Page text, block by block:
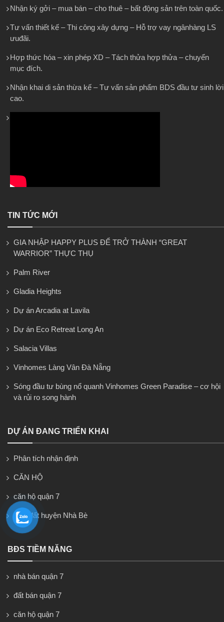
Nhận ký gởi – mua bán – cho thuê – bất động sản trên toàn quốc.
Tư vấn thiết kế – Thi công xây dựng – Hỗ trợ vay ngânhàng LS
ưuđãi.
Hợp thức hóa – xin phép XD – Tách thửa hợp thửa – chuyển
mục đích.
Nhận khai di sản thừa kế – Tư vấn sản phẩm BDS đầu tư sinh lời
cao.
TIN TỨC MỚI
GIA NHẬP HAPPY PLUS ĐỂ TRỞ THÀNH “GREAT
WARRIOR” THỰC THỤ
Palm River
Gladia Heights
Dự án Arcadia at Lavila
Dự án Eco Retreat Long An
Salacia Villas
Vinhomes Làng Vân Đà Nẵng
Sóng đầu tư bùng nổ quanh Vinhomes Green Paradise – cơ hội
và rủi ro song hành
DỰ ÁN ĐANG TRIỂN KHAI
Phân tích nhận định
CĂN HỘ
căn hộ quận 7
Nhà đất huyện Nhà Bè
BĐS TIỀM NĂNG
nhà bán quận 7
đất bán quận 7
căn hộ quận 7